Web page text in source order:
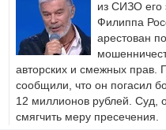
из СИЗО его
Филиппа
арестован
авторских и смежных прав.
сообщили, что он погасил
12 миллионов рублей. Суд,
смягчить меру пресечения.